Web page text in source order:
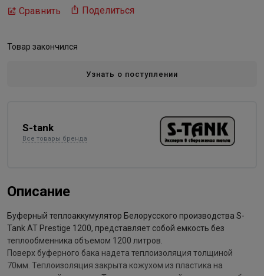
Сравнить Поделиться
Товар закончился
Узнать о поступлении
S-tank
Все товары бренда
Описание
Буферный теплоаккумулятор Белорусского производства S-
Tank AT Prestige 1200, представляет собой емкость без
теплообменника объемом 1200 литров.
Поверх буферного бака надета теплоизоляция толщиной
70мм. Теплоизоляция закрыта кожухом из пластика на